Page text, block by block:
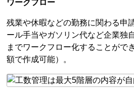
ワークフロー
残業や休暇などの勤務に関わる申
ール手当やガソリン代など企業独
までワークフロー化することがで
額で作成可能）。